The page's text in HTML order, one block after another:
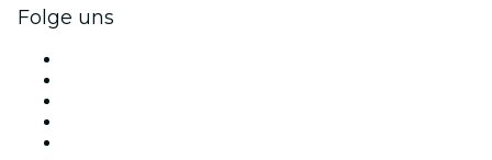
Folge uns